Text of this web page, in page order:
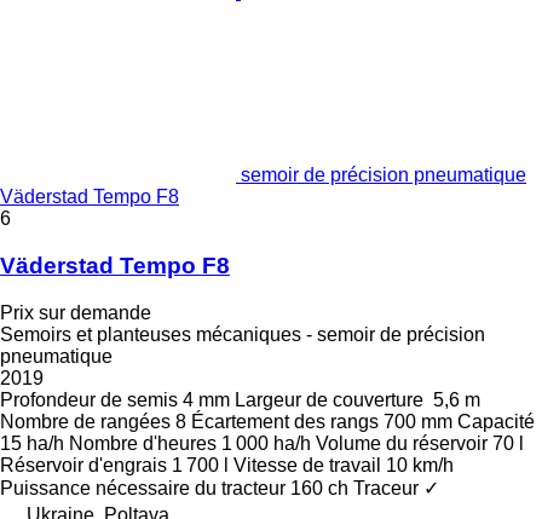
semoir de précision pneumatique
Väderstad Tempo F8
6
Väderstad Tempo F8
Prix sur demande
Semoirs et planteuses mécaniques - semoir de précision
pneumatique
2019
Profondeur de semis 4 mm Largeur de couverture 5,6 m
Nombre de rangées 8 Écartement des rangs 700 mm Capacité
15 ha/h Nombre d'heures 1 000 ha/h Volume du réservoir 70 l
Réservoir d'engrais 1 700 l Vitesse de travail 10 km/h
Puissance nécessaire du tracteur 160 ch Traceur ✓
Ukraine, Poltava